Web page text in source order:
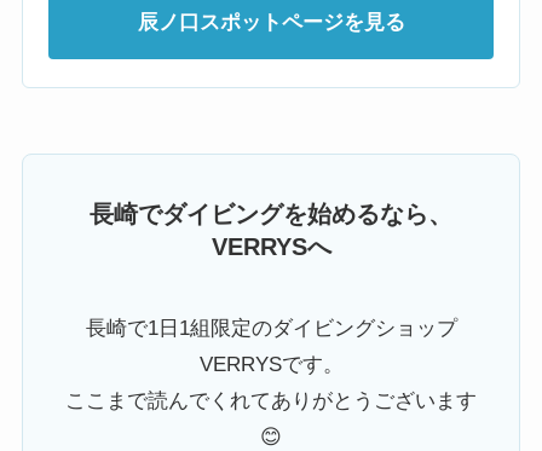
辰ノ口スポットページを見る
長崎でダイビングを始めるなら、
VERRYSへ
長崎で1日1組限定のダイビングショップ
VERRYSです。
ここまで読んでくれてありがとうございます
😊